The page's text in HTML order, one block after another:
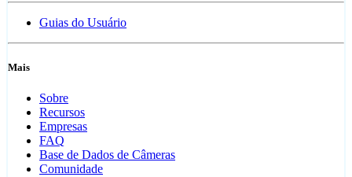
Guias do Usuário
Mais
Sobre
Recursos
Empresas
FAQ
Base de Dados de Câmeras
Comunidade